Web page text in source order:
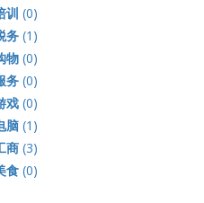
训 (0)
务(1)
物(0)
务(0)
戏(0)
脑(1)
商(3)
食(0)